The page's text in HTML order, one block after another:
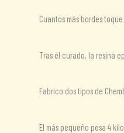
Cuantos más bordes
Tras el curado, la resina
Fabrico dos tipos de
El más pequeño pesa 4